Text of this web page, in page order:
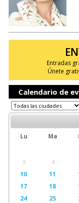
Entradas
Únete
Calendario de
Lu Ma
3
4
10
11
17
18
24
25